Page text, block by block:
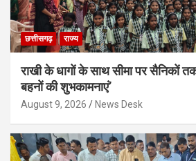
छत्तीसगढ़ राज्य
राखी के धागों के साथ सीमा पर सैनिकों
बहनों की शुभकामनाएं’
August 9, 2026 News Desk